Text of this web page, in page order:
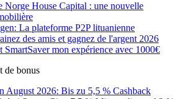
Norge House Capital : une nouvelle
La plateforme P2P lituanienne
des amis et gagnez de l'argent 2026
mon expérience avec 1000€
de bonus
August 2026: Bis zu 5,5 % Cashback